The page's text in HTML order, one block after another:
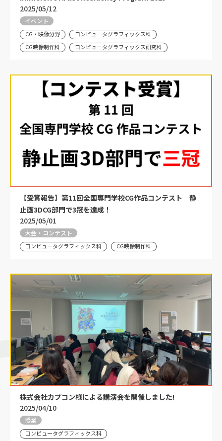
2025/05/12
イベント
CG・映像分野
コンピュータグラフィックス科
CG映像制作科
コンピュータグラフィックス研究科
【受賞報告】第11回全国専門学校CG作品コンテスト 静
止画3DCG部門で3冠を達成！
2025/05/01
大会・コンテスト
コンピュータグラフィックス科 CG映像制作科
株式会社カプコン様による講演会を開催しました!
2025/04/10
授業
コンピュータグラフィックス科